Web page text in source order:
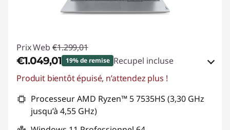
Prix Web €1.299,01
€1.049,01 19% de remise Recupel incluse
Bons de réduction en ligne :-€250,00
Code de réduction :THINK-SUMMER
Produit bientôt épuisé, n’attendez plus !
Processeur AMD Ryzen™ 5 7535HS (3,30 GHz
jusqu’à 4,55 GHz)